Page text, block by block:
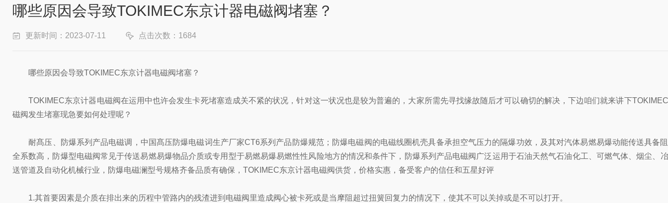
哪些原因会导致TOKIMEC东京计器电磁阀堵塞？
更新时间：2023-07-11 点击次数：1684
哪些原因会导致TOKIMEC东京计器电磁阀堵塞？
TOKIMEC东京计器电磁阀在运用中也许会发生卡死堵塞造成关不紧的状况，针对这一状况也是较为普遍的，大家所需先寻找缘故随后才可以确切的解决，下边咱们就来讲下
磁阀发生堵塞现急要如何处理呢？
耐髙压、防爆系列产品电磁调，中国髙压防爆电磁词生产厂家CT6系列产品防爆规范；防爆电磁阀的电磁线圈机壳具备承担空气压力的隔爆功效，及其对汽体易燃易爆动能传送具备
全系数高，防爆型电磁阀常见于传送易燃易爆物品介质或专用型于易燃易爆易燃性性风险地方的情况和条件下，防爆系列产品电磁阀广泛运用于石油天然气石油化工、可燃气体、烟尘、
送管道及自动化机械行业，防爆电磁澜型号规格齐备品质有确保，TOKIMEC东京计器电磁阀供货，价格实惠，备受客户的信任和五星好评
1.其首要因素是介质在排出来的历程中管路内的残渣进到电磁阀里造成阀心被卡死或是当摩阻超过扭簧回复力的情况下，使其不可以关掉或是不可以打开。